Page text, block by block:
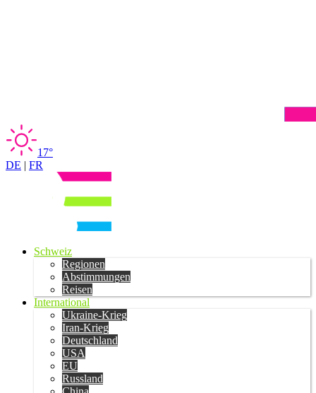
17°
DE | FR
Schweiz
Regionen
Abstimmungen
Reisen
International
Ukraine-Krieg
Iran-Krieg
Deutschland
USA
EU
Russland